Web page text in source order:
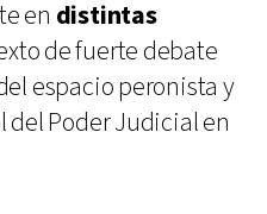
en distintas
de fuerte debate
espacio peronista y
del Poder Judicial en